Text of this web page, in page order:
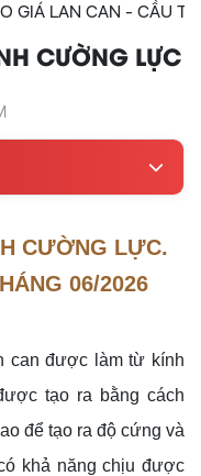
GIÁ LAN CAN - CẦU
CƯỜNG LỰC
CƯỜNG LỰC.
06/2026
can được làm từ kính
tạo ra bằng cách
để tạo ra độ cứng và
khả năng chịu được